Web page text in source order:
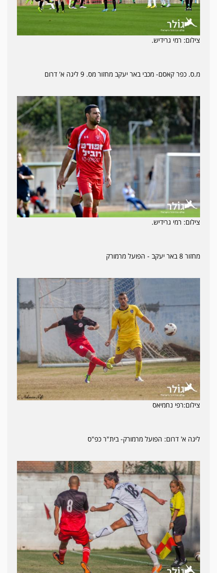
צילום: רמי גרידיש.
מ.ס. כפר קאסם- מכבי באר יעקב מחזור מס. 9 ליגה א' דרום
צילום: רמי גרידיש.
מחזור 8 באר יעקב - הפועל מרמורק
צילום:רפי נחמיאס
ליגה א' דרום: הפועל מרמורק- בית"ר כפ"ס